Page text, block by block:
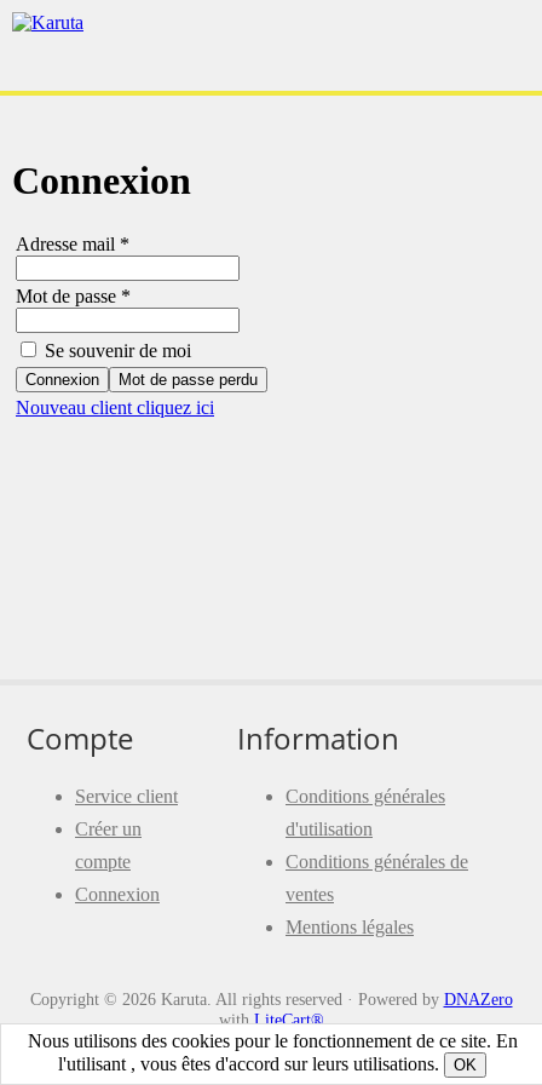
Connexion
Adresse mail *
Mot de passe *
Se souvenir de moi
Connexion Mot de passe perdu
Nouveau client cliquez ici
Nous utilisons des cookies pour le fonctionnement de ce site. En
l'utilisant , vous êtes d'accord sur leurs utilisations.
OK
Compte
Service client
Créer un
compte
Connexion
Information
Conditions générales
d'utilisation
Conditions générales de
ventes
Mentions légales
Copyright © 2026 Karuta. All rights reserved · Powered by DNAZero
with LiteCart®